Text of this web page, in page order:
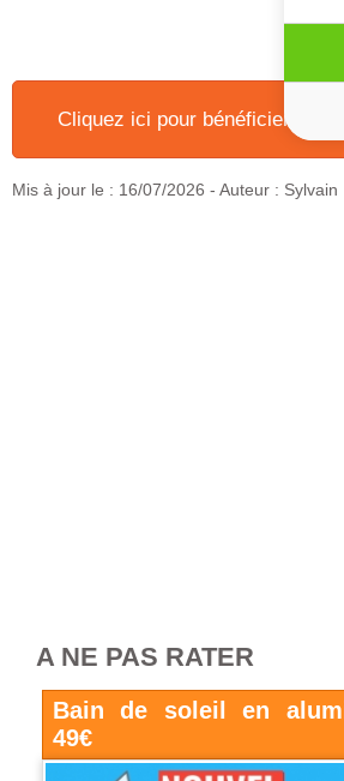
Cliquez ici pour bénéficier de
Mis à jour le : 16/07/2026 - Auteur : Sylvain
A NE PAS RATER
Bain de soleil en
49€